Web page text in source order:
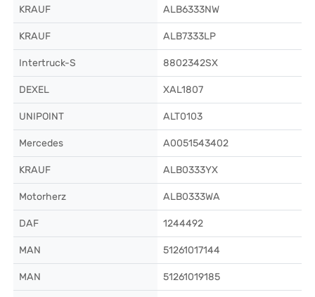
KRAUF ALB6333NW
KRAUF ALB7333LP
Intertruck-S 8802342SX
DEXEL XAL1807
UNIPOINT ALT0103
Mercedes A0051543402
KRAUF ALB0333YX
Motorherz ALB0333WA
DAF 1244492
MAN 51261017144
MAN 51261019185